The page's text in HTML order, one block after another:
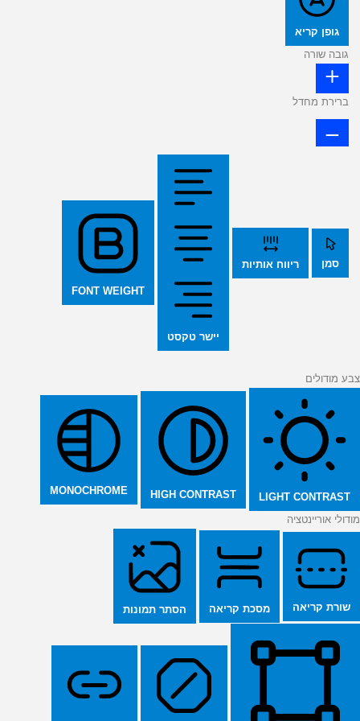
גופן קריא
גובה שורה
ברירת מחדל
סמן ריווח אותיות
יישר טקסט
FONT WEIGHT
צבע מודולים
LIGHT CONTRAST
HIGH CONTRAST
MONOCHROME
מודולי אוריינטציה
שורת קריאה מסכת קריאה הסתר תמונות